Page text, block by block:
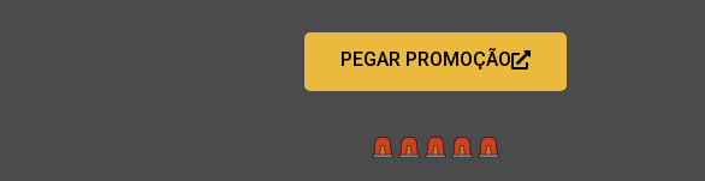
PEGAR PROMOÇÃO